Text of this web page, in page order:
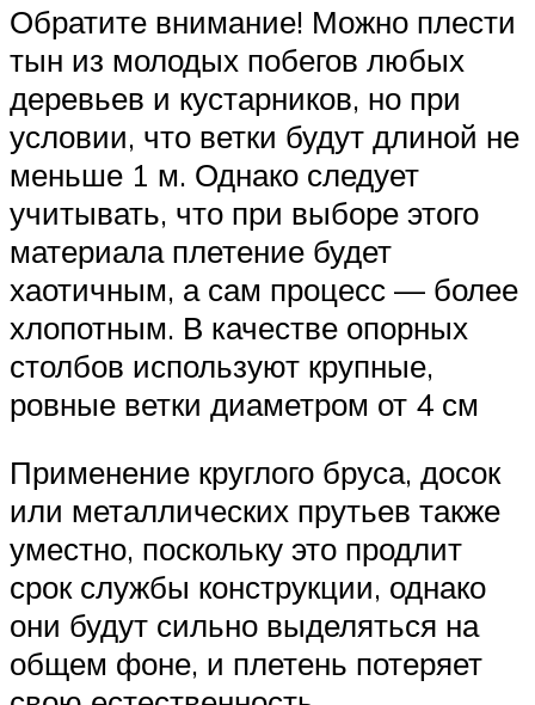
Обратите внимание! Можно плести
тын из молодых побегов любых
деревьев и кустарников, но при
условии, что ветки будут длиной не
меньше 1 м. Однако следует
учитывать, что при выборе этого
материала плетение будет
хаотичным, а сам процесс — более
хлопотным. В качестве опорных
столбов используют крупные,
ровные ветки диаметром от 4 см
Применение круглого бруса, досок
или металлических прутьев также
уместно, поскольку это продлит
срок службы конструкции, однако
они будут сильно выделяться на
общем фоне, и плетень потеряет